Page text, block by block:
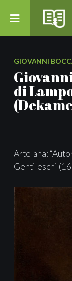
GIOVANNI
di
Artelana:
Gentileschi